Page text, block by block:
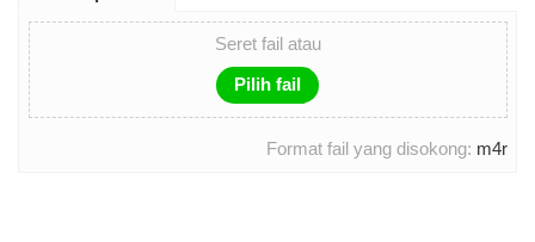
Seret fail atau
Pilih fail
Format fail yang disokong: m4r